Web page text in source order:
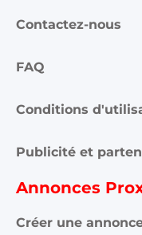
Contactez-nous
FAQ
Conditions
Publicité et
Annonces
Créer une